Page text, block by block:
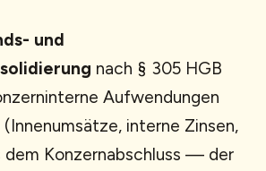
und
nach § 305 HGB
Aufwendungen
interne Zinsen,
dem Konzernabschluss — der